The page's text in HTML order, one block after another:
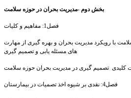
بخش دوم -مدیریت بحران در حوزه سلامت
فصل1: مفاهیم و کلیات
سلامت با رویکرد مدیریت بحران و بهره گیری از مهارت
های مسئله یابی و تصمیم گیری
فصل4: نقدی بر شیوه اخذ تصمیات در بیمارستان